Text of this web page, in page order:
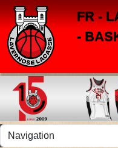
FR -
-
Panneau de gestion des